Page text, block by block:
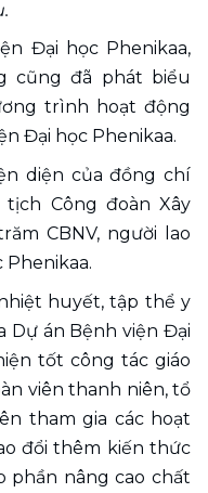
Đại học Phenikaa,
cũng đã phát biểu
trình hoạt động
Đại học Phenikaa.
diện của đồng chí
Công đoàn Xây
CBNV, người lao
huyết, tập thể y
Dự án Bệnh viện Đại
tốt công tác giáo
viên thanh niên, tổ
tham gia các hoạt
đổi thêm kiến thức
phần nâng cao chất